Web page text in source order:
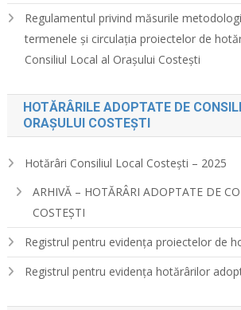
Regulamentul privind măsurile
termenele și circulația proiectelor de
Consiliul Local al Orașului Costești
HOTĂRÂRILE ADOPTATE DE
ORAȘULUI COSTEȘTI
Hotărâri Consiliul Local Costești – 2025
ARHIVĂ – HOTĂRÂRI ADOPTATE DE
COSTEȘTI
Registrul pentru evidența proiectelor de
Registrul pentru evidența hotărârilor